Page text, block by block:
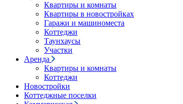
Квартиры и комнаты
Квартиры в новостройках
Гаражи и машиноместа
Коттеджи
Таунхаусы
Участки
Аренда
Квартиры и комнаты
Коттеджи
Новостройки
Коттеджные поселки